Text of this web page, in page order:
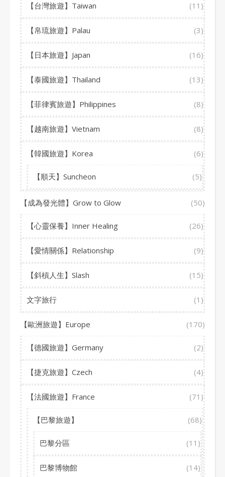
【台灣旅遊】Taiwan (11)
【帛琉旅遊】Palau (3)
【日本旅遊】Japan (16)
【泰國旅遊】Thailand (13)
【菲律賓旅遊】Philippines (8)
【越南旅遊】Vietnam (8)
【韓國旅遊】Korea (6)
【順天】Suncheon (5)
【成為發光體】Grow to Glow (50)
【心靈保養】Inner Healing (26)
【愛情關係】Relationship (9)
【斜槓人生】Slash (15)
文字旅行 (1)
【歐洲旅遊】Europe (170)
【德國旅遊】Germany (2)
【捷克旅遊】Czech (4)
【法國旅遊】France (71)
【巴黎旅遊】 (68)
巴黎分區 (11)
巴黎博物館 (14)